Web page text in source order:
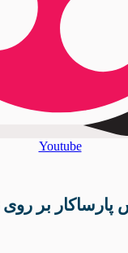
Youtube
پارساکار بر